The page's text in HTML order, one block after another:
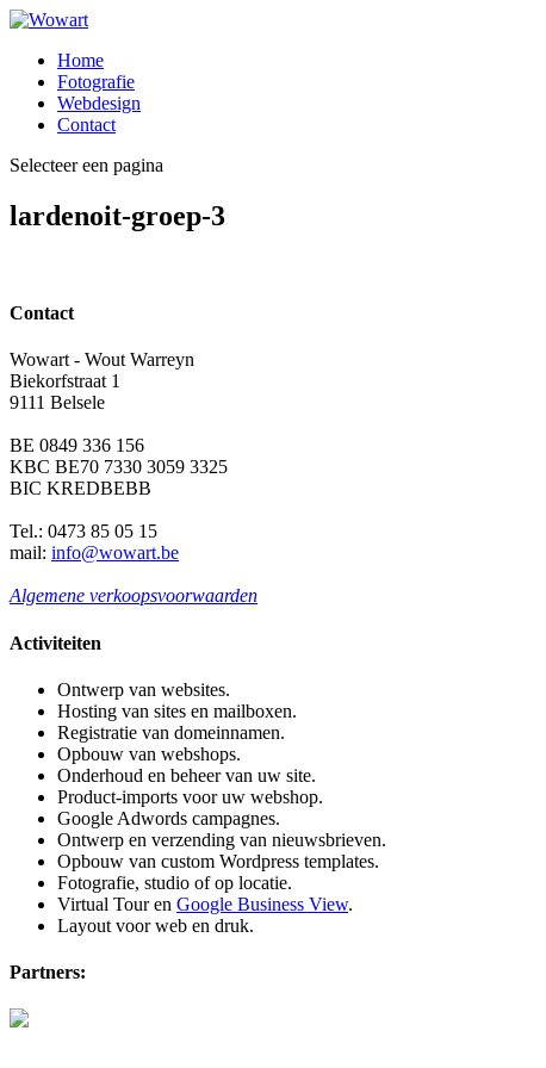
Home
Fotografie
Webdesign
Contact
Selecteer een pagina
lardenoit-groep-3
Contact
Wowart - Wout Warreyn
Biekorfstraat 1
9111 Belsele
BE 0849 336 156
KBC BE70 7330 3059 3325
BIC KREDBEBB
Tel.: 0473 85 05 15
mail: info@wowart.be
Algemene verkoopsvoorwaarden
Activiteiten
Ontwerp van websites.
Hosting van sites en mailboxen.
Registratie van domeinnamen.
Opbouw van webshops.
Onderhoud en beheer van uw site.
Product-imports voor uw webshop.
Google Adwords campagnes.
Ontwerp en verzending van nieuwsbrieven.
Opbouw van custom Wordpress templates.
Fotografie, studio of op locatie.
Virtual Tour en Google Business View.
Layout voor web en druk.
Partners: